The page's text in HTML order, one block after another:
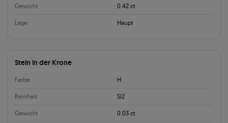
Gewicht 0.42 ct
Lage Haupt
Stein in der Krone
Farbe H
Reinheit SI2
Gewicht 0.03 ct